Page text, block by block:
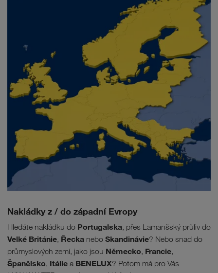
Nakládky z / do západní Evropy
Hledáte nakládku do Portugalska, přes Lamanšský průliv do
Velké Británie, Řecka nebo Skandinávie? Nebo snad do
průmyslových zemí, jako jsou Německo, Francie,
Španělsko, Itálie a BENELUX? Potom má pro Vás